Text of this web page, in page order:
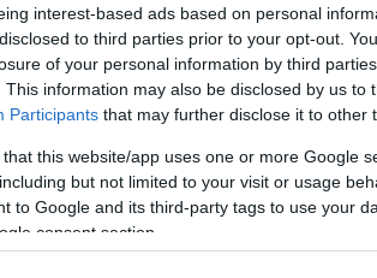
interest-based ads based on personal
to third parties prior to your opt-out.
of your personal information by third
This information may also be disclosed by us to
Participants that may further disclose it to other
that this website/app uses one or more Google
but not limited to your visit or usage
to Google and its third-party tags to use your
consent section.